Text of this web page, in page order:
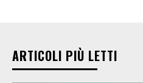
ARTICOLI PIÙ LETTI